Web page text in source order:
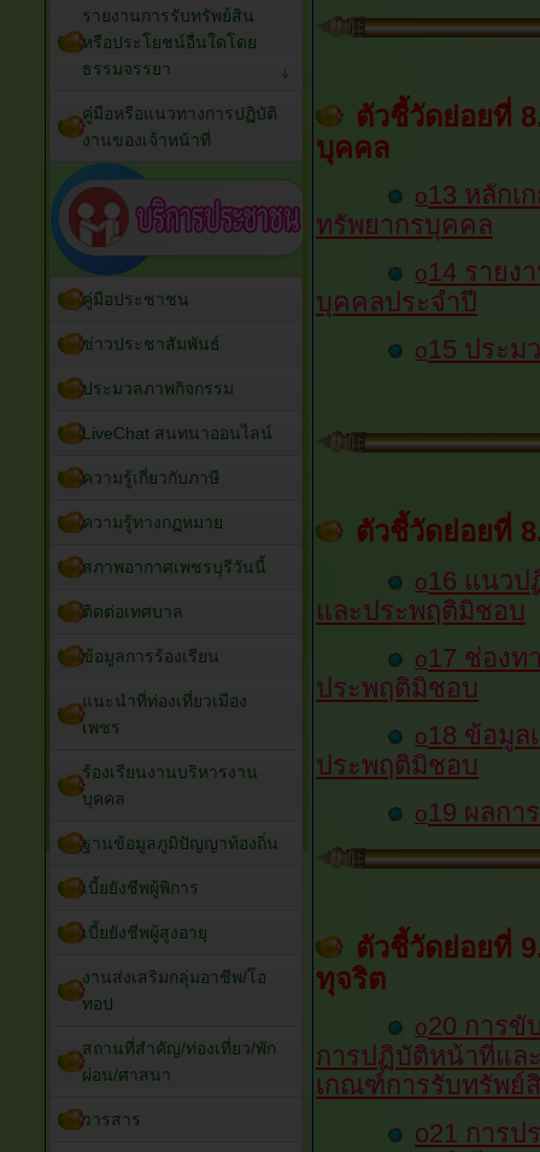
ตัวชี้วัดย่อยที่
บุคคล
o13 หลัก
ทรัพยากรบุคคล
o14 รายง
บุคคลประจำปี
o15 ประม
ตัวชี้วัดย่อยที่
o16 แนวป
และประพฤติมิชอบ
o17 ช่องท
ประพฤติมิชอบ
o18 ข้อมูล
ประพฤติมิชอบ
o19 ผลกา
ตัวชี้วัดย่อยที่
ทุจริต
o20 การขั
การปฏิบัติหน้าที่แล
เกณฑ์การรับทรัพย์
o21 การป
รายงานการรับทรัพย์สิน
หรือประโยชน์อื่นใดโดย
ธรรมจรรยา
คู่มือหรือแนวทางการปฏิบัติ
งานของเจ้าหน้าที่
คู่มือประชาชน
ข่าวประชาสัมพันธ์
ประมวลภาพกิจกรรม
LiveChat สนทนาออนไลน์
ความรู้เกี่ยวกับภาษี
ความรู้ทางกฏหมาย
สภาพอากาศเพชรบุรีวันนี้
ติดต่อเทศบาล
ข้อมูลการร้องเรียน
แนะนำที่ท่องเที่ยวเมือง
เพชร
ร้องเรียนงานบริหารงาน
บุคคล
ฐานข้อมูลภูมิปัญญาท้องถิ่น
เบี้ยยังชีพผู้พิการ
เบี้ยยังชีพผู้สูงอายุ
งานส่งเสริมกลุ่มอาชีพ/โอ
ทอป
สถานที่สำคัญ/ท่องเที่ยว/พัก
ผ่อน/ศาสนา
วารสาร